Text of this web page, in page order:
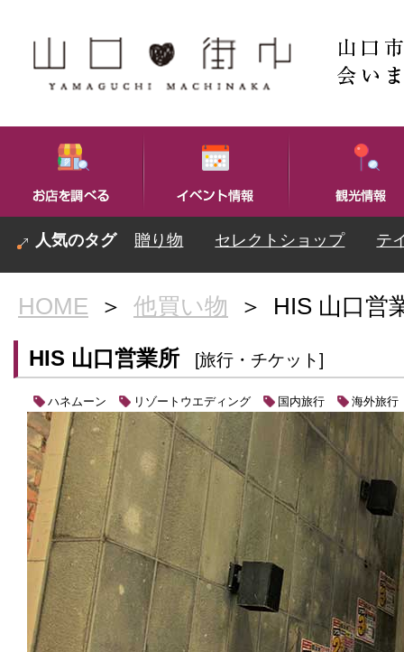
贈り物 セレクトショップ テ
HOME ＞ 他買い物 ＞ HIS 山口営
HIS 山口営業所 [旅行・チケット]
ハネムーン リゾートウエディング 国内旅行 海外旅行